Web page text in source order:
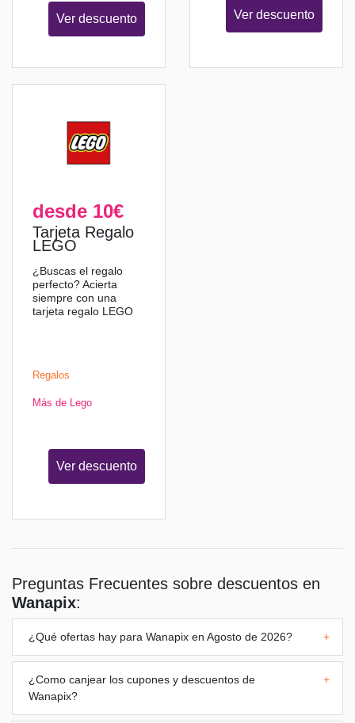
Ver descuento Ver descuento
desde 10€
Tarjeta Regalo
LEGO
¿Buscas el regalo
perfecto? Acierta
siempre con una
tarjeta regalo LEGO
Regalos
Más de Lego
Ver descuento
Preguntas Frecuentes sobre descuentos en
Wanapix:
¿Qué ofertas hay para Wanapix en Agosto de 2026? +
¿Como canjear los cupones y descuentos de
Wanapix?
+